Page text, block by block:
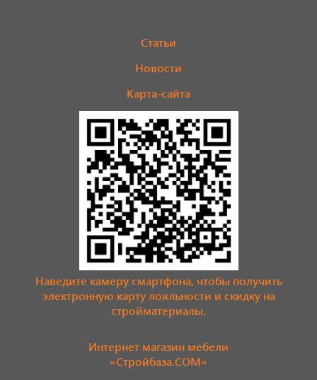
Статьи
Новости
Карта-сайта
Наведите камеру смартфона, чтобы получить
электронную карту лояльности и скидку на
стройматериалы.
Интернет магазин мебели
«Стройбаза.COM»